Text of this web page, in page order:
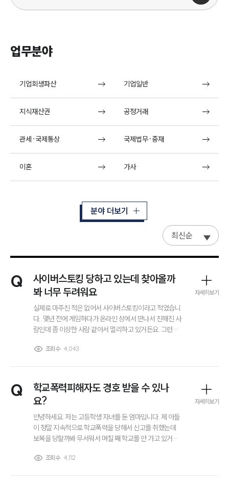
업무분야
기업회생파산 기업일반
지식재산권 공정거래
관세·국제통상 국제법무·중재
이혼 가사
분야 더보기
최신순
Q
사이버스토킹 당하고 있는데 찾아올까
봐 너무 두려워요
실제로 마주친 적은 없어서 사이버스토킹이라고 적었습니
다.. 몇년 전에 게임하다가 온라인 상에서 만나서 친해진 사
람인데 좀 이상한 사람 같아서 멀리하고 있거든요. 그런데
어떻게 알았는지 계속 말걸고 메일도 보내옵니다. 읽씹하
시지를 보냈는데 틀리긴 했지만 저희 동네더라고요... 혹시
나 직접 찾아올까봐 너무 무섭고 꿈에도 나타납니다. 그사
람이 제 얼굴도 알고 있는데 진짜로 찾아오면 어떡하죠? 아
직 직접 온게 아니라서 경찰에 신고해도 되는지 모르겠어
서, 변호사님께 조언을 구해봅니다.
조회수 4,043
자세히보기
Q
학교폭력피해자도 경호 받을 수 있나
요?
안녕하세요. 저는 고등학생 자녀를 둔 엄마입니다. 제 아들
이 정말 지속적으로 학교폭력을 당해서 신고를 취했는데
보복을 당할까봐 무서워서 며칠 째 학교를 안 가고 있거든
이 있던데 고등학생도 경호 받을 수 있나요? 아님 성인만
조회수 4,112
자세히보기